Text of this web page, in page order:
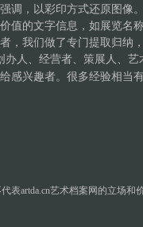
调，以彩印方式还原图像
值的文字信息，如展览名
，我们做了专门提取归纳
办人、经营者、策展人、
感兴趣者。很多经验相当
表artda.cn艺术档案网的立场和